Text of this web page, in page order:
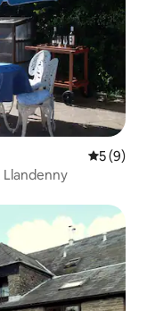
5 de
5 (9)
Llandenny